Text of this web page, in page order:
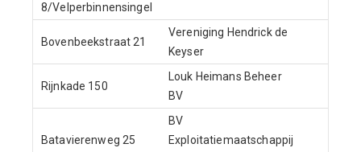
8/Velperbinnensingel
Bovenbeekstraat 21
Vereniging Hendrick de
Keyser
Rijnkade 150
Louk Heimans Beheer
BV
Batavierenweg 25
BV
Exploitatiemaatschappij